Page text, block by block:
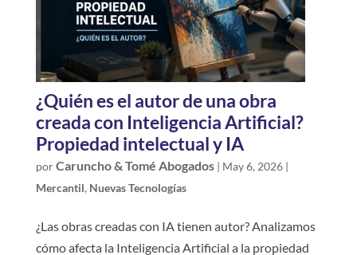
¿Quién es el autor de una obra
creada con Inteligencia Artificial?
Propiedad intelectual y IA
porCaruncho & Tomé Abogados| May 6, 2026|
Mercantil, Nuevas Tecnologías
¿Las obras creadas con IA tienen autor? Analizamos
cómo afecta la Inteligencia Artificial a la propiedad